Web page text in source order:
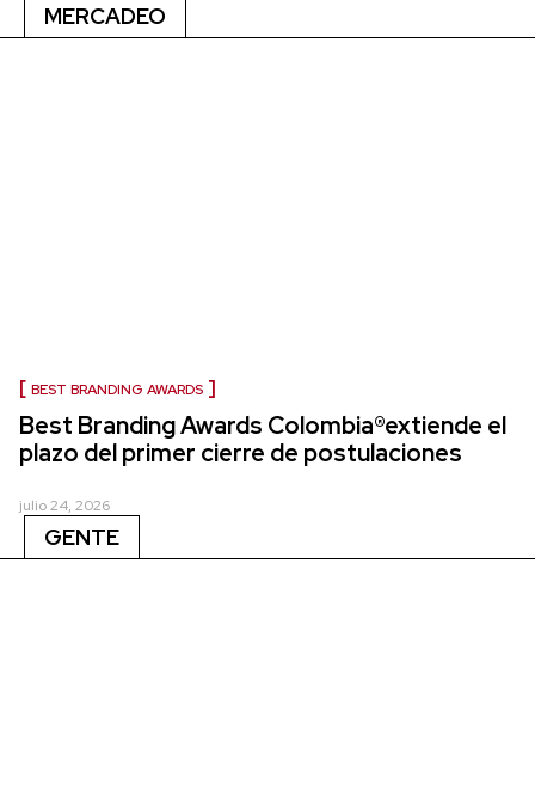
MERCADEO
BEST BRANDING AWARDS
Best Branding Awards Colombia®extiende el
plazo del primer cierre de postulaciones
julio 24, 2026
GENTE